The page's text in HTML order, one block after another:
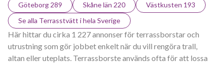
Göteborg 289
Skåne län 220
Västkusten 193
Se alla Terrasstvätt i hela Sverige
Här hittar du cirka 1 227 annonser för terrassborstar och
utrustning som gör jobbet enkelt när du vill rengöra trall,
altan eller uteplats. Terrassborste används ofta för att lossa